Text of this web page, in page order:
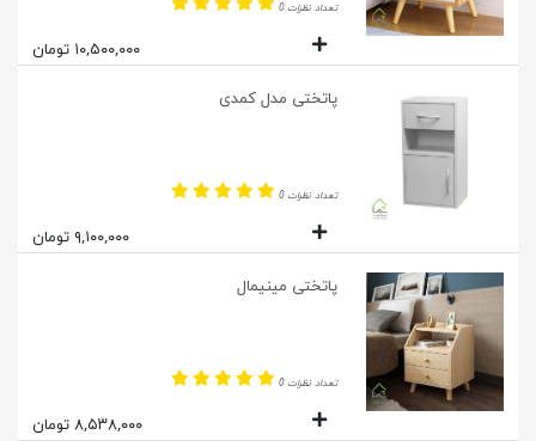
تعداد نظرات 0
۱۰,۵۰۰,۰۰۰ تومان
پاتختی مدل کمدی
تعداد نظرات 0
۹,۱۰۰,۰۰۰ تومان
پاتختی مینیمال
تعداد نظرات 0
۸,۵۳۸,۰۰۰ تومان